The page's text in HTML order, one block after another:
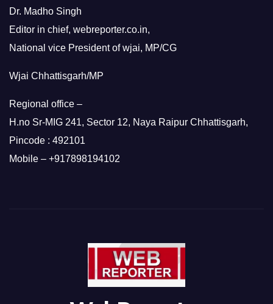
Dr. Madho Singh
Editor in chief, webreporter.co.in,
National vice President of wjai, MP/CG
Wjai Chhattisgarh/MP
Regional office –
H.no Sr-MIG 241, Sector 12, Naya Raipur Chhattisgarh,
Pincode : 492101
Mobile – +917898194102